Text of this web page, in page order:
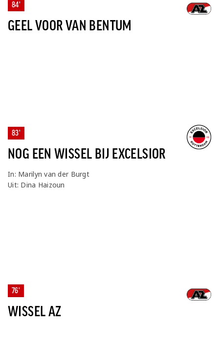
84'
GEEL VOOR VAN BENTUM
83'
NOG EEN WISSEL BIJ EXCELSIOR
In: Marilyn van der Burgt
Uit: Dina Haizoun
76'
WISSEL AZ